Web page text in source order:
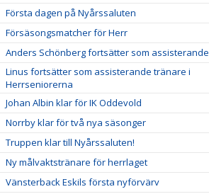
Första dagen på Nyårssaluten
Försäsongsmatcher för Herr
Anders Schönberg fortsätter som assisterande
Linus fortsätter som assisterande tränare i
Herrseniorerna
Johan Albin klar för IK Oddevold
Norrby klar för två nya säsonger
Truppen klar till Nyårssaluten!
Ny målvaktstränare för herrlaget
Vänsterback Eskils första nyförvärv